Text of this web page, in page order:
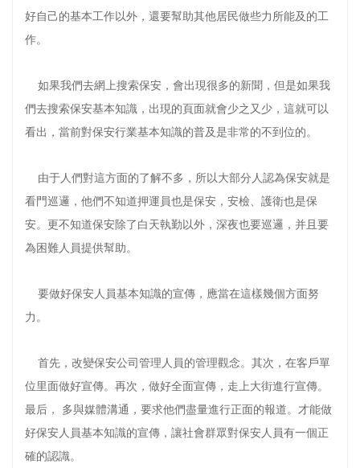
好自己的基本工作以外，還要幫助其他居民做些力所能及的工
作。
如果我們去網上搜索保安，會出現很多的新聞，但是如果我
們去搜索保安基本知識，出現的頁面就會少之又少，這就可以
看出，當前對保安行業基本知識的普及是非常的不到位的。
由于人們對這方面的了解不多，所以大部分人認為保安就是
看門巡邏，他們不知道押運員也是保安，安檢、護衛也是保
安。更不知道保安除了白天執勤以外，深夜也要巡邏，并且要
為困難人員提供幫助。
要做好保安人員基本知識的宣傳，應當在這樣幾個方面努
力。
首先，改變保安公司管理人員的管理觀念。其次，在客戶單
位里面做好宣傳。再次，做好全面宣傳，走上大街進行宣傳。
最后， 多與媒體溝通，要求他們盡量進行正面的報道。才能做
好保安人員基本知識的宣傳，讓社會群眾對保安人員有一個正
確的認識。